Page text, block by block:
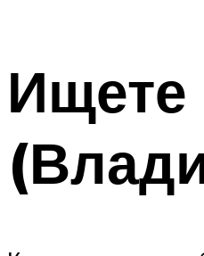
Ищете